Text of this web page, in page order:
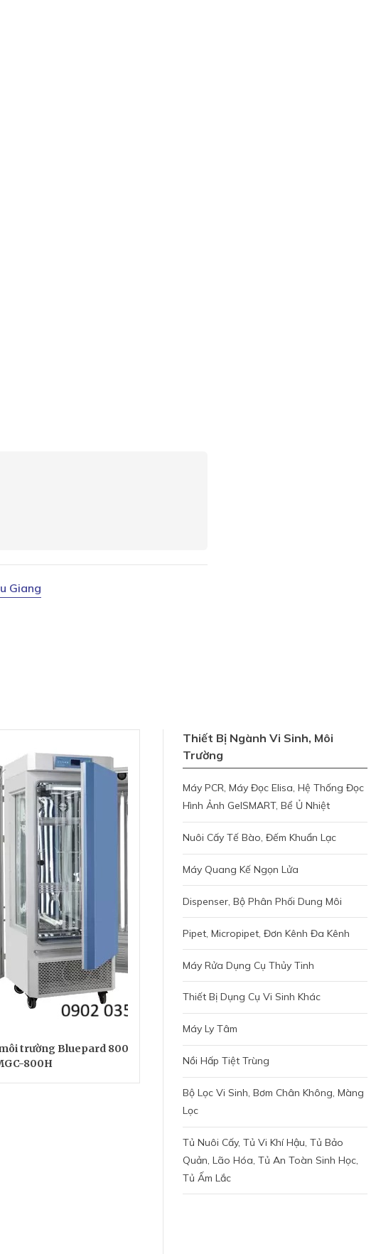
Giang
trường Bluepard 800
800H
Thiết Bị Ngành Vi Sinh, Môi
Trường
Máy PCR, Máy Đọc Elisa, Hệ Thống Đọc
Hình Ảnh GelSMART, Bể Ủ Nhiệt
Nuôi Cấy Tế Bào, Đếm Khuẩn Lạc
Máy Quang Kế Ngọn Lửa
Dispenser, Bộ Phân Phối Dung Môi
Pipet, Micropipet, Đơn Kênh Đa Kênh
Máy Rửa Dụng Cụ Thủy Tinh
Thiết Bị Dụng Cụ Vi Sinh Khác
Máy Ly Tâm
Nồi Hấp Tiệt Trùng
Bộ Lọc Vi Sinh, Bơm Chân Không, Màng
Lọc
Tủ Nuôi Cấy, Tủ Vi Khí Hậu, Tủ Bảo
Quản, Lão Hóa, Tủ An Toàn Sinh Học,
Tủ Ấm Lắc